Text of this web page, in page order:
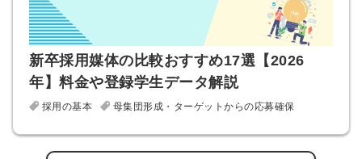
新卒採用媒体の比較おすすめ17選【2026
年】料金や登録学生データ解説
採用の基本 母集団形成・ターゲットからの応募確保